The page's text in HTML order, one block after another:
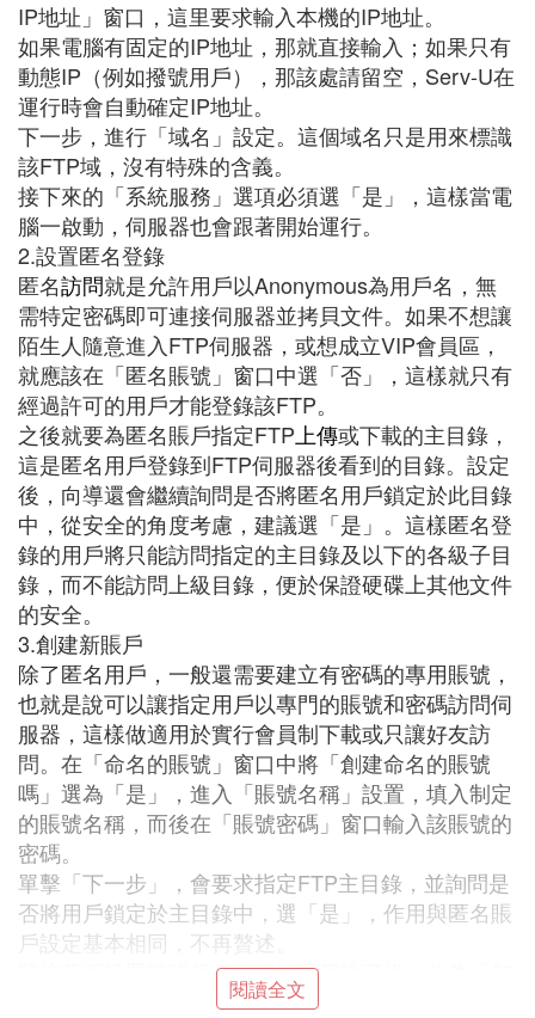
IP地址」窗口，這里要求輸入本機的IP地址。
如果電腦有固定的IP地址，那就直接輸入；如果只有
動態IP（例如撥號用戶），那該處請留空，Serv-U在
運行時會自動確定IP地址。
下一步，進行「域名」設定。這個域名只是用來標識
該FTP域，沒有特殊的含義。
接下來的「系統服務」選項必須選「是」，這樣當電
腦一啟動，伺服器也會跟著開始運行。
2.設置匿名登錄
匿名訪問就是允許用戶以Anonymous為用戶名，無
需特定密碼即可連接伺服器並拷貝文件。如果不想讓
陌生人隨意進入FTP伺服器，或想成立VIP會員區，
就應該在「匿名賬號」窗口中選「否」，這樣就只有
經過許可的用戶才能登錄該FTP。
之後就要為匿名賬戶指定FTP 上傳或下載的主目錄，
這是匿名用戶登錄到FTP伺服器後看到的目錄。設定
後，向導還會繼續詢問是否將匿名用戶鎖定於此目錄
中，從安全的角度考慮，建議選「是」。這樣匿名登
錄的用戶將只能訪問指定的主目錄及以下的各級子目
錄，而不能訪問上級目錄，便於保證硬碟上其他文件
的安全。
3.創建新賬戶
除了匿名用戶，一般還需要建立有密碼的專用賬號，
也就是說可以讓指定用戶以專門的賬號和密碼訪問伺
服器，這樣做適用於實行會員制下載或只讓好友訪
問。在「命名的賬號」窗口中將「創建命名的賬號
嗎」選為「是」，進入「賬號名稱」設置，填入制定
的賬號名稱，而後在「賬號密碼」窗口輸入該賬號的
密碼。
單擊「下一步」，會要求指定FTP主目錄，並詢問是
否將用戶鎖定於主目錄中，選「是」，作用與匿名賬
戶設定基本相同，不再贅述。
緊接著要設置該賬戶的遠程管理員許可權，分為「無
許可權」、「組管理員」、「域管理員」、「只讀管
閱讀全文